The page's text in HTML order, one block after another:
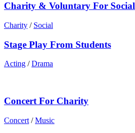
Charity & Voluntary For Social
Charity / Social
Stage Play From Students
Acting / Drama
Concert For Charity
Concert / Music